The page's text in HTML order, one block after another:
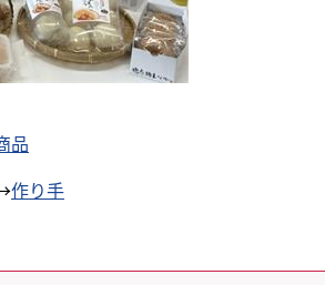
品
作り手